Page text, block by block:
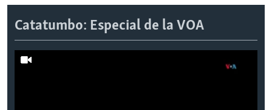
Catatumbo: Especial de la VOA